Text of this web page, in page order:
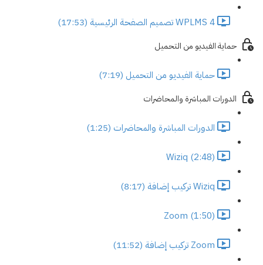
WPLMS 4 تصميم الصفحة الرئيسية (17:53)
حماية الفيديو من التحميل
حماية الفيديو من التحميل (7:19)
الدورات المباشرة والمحاضرات
الدورات المباشرة والمحاضرات (1:25)
Wiziq (2:48)
Wiziq تركيب إضافة (8:17)
Zoom (1:50)
Zoom تركيب إضافة (11:52)